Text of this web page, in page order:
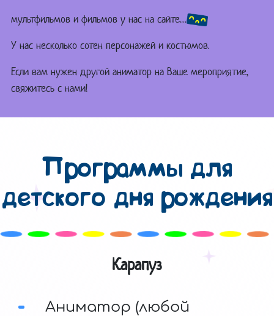
мультфильмов и фильмов у нас на сайте…
У нас несколько сотен персонажей и костюмов.
Если вам нужен другой аниматор на Ваше мероприятие,
свяжитесь с нами!
Программы для
детского дня рождения
Карапуз
Аниматор (любой